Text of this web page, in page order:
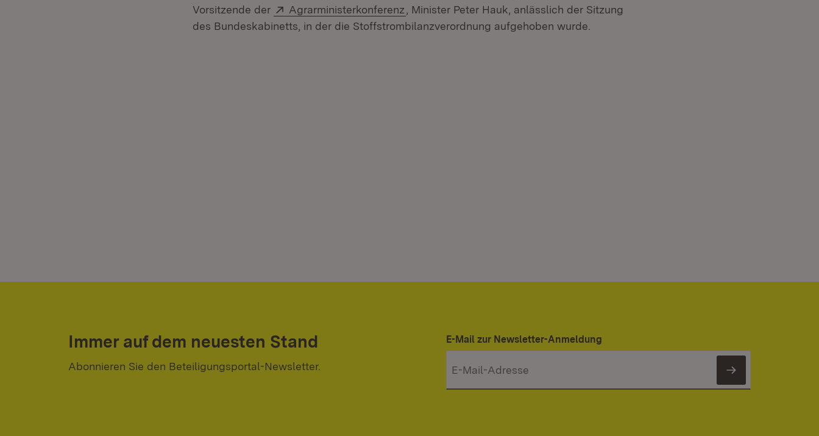
Vorsitzende der
Extern:
Agrarministerkonferenz (Öffnet in neuem Fenster)
, Minister Peter Hauk, anlässlich der Sitzung
des Bundeskabinetts, in der die Stoffstrombilanzverordnung aufgehoben wurde.
Immer auf dem neuesten Stand
Abonnieren Sie den Beteiligungsportal-Newsletter.
E-Mail zur Newsletter-Anmeldung
Newsletter